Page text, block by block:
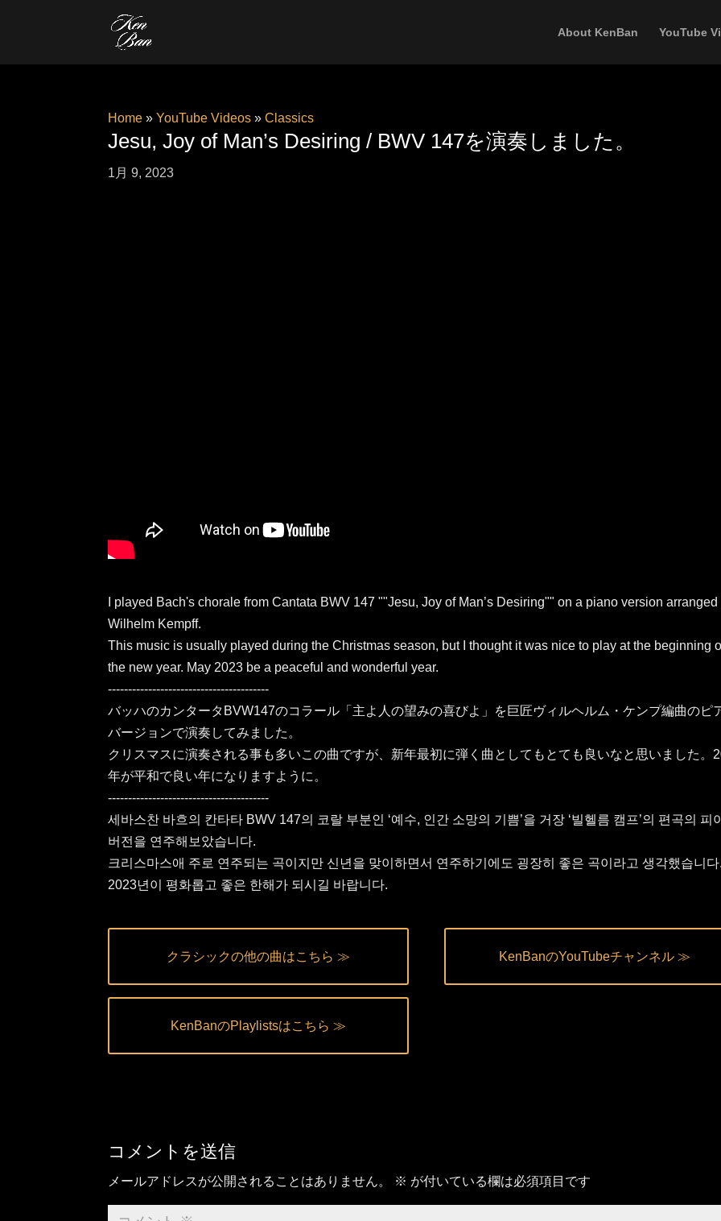
About KenBan YouTube
Home »YouTube Videos »Classics
Jesu, Joy of Man’s Desiring / BWV 147を演奏しました。
1月 9, 2023
I played Bach's chorale from Cantata BWV 147 ""Jesu, Joy of Man’s Desiring"" on a piano version arranged
Wilhelm Kempff.
This music is usually played during the Christmas season, but I thought it was nice to play at the beginning
the new year. May 2023 be a peaceful and wonderful year.
----------------------------------------
バッハのカンタータBVW147のコラール「主よ人の望みの喜びよ」を巨匠ヴィルヘルム・ケンプ編曲のピ
バージョンで演奏してみました。
クリスマスに演奏される事も多いこの曲ですが、新年最初に弾く曲としてもとても良いなと思いました。
年が平和で良い年になりますように。
----------------------------------------
세바스찬 바흐의 칸타타 BWV 147의 코랄 부분인 ‘예수, 인간 소망의 기쁨’을 거장 ‘빌헬름 캠프’의 편곡의 피
버전을 연주해보았습니다.
크리스마스애 주로 연주되는 곡이지만 신년을 맞이하면서 연주하기에도 굉장히 좋은 곡이라고 생각했습니다.
2023년이 평화롭고 좋은 한해가 되시길 바랍니다.
クラシックの他の曲はこちら ≫ KenBanのYouTubeチャンネル ≫
KenBanのPlaylistsはこちら ≫
コメントを送信
メールアドレスが公開されることはありません。 ※ が付いている欄は必須項目です